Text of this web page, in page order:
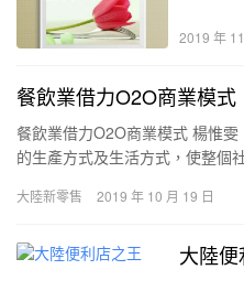
2019 年
餐飲業借力O2O商業模式
餐飲業借力O2O商業模式 楊惟
的生產方式及生活方式，使整個
大陸新零售 2019 年 10 月 19 日
大陸